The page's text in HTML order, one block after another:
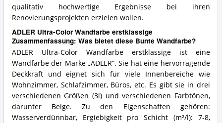
qualitativ hochwertige Ergebnisse bei ihren
Renovierungsprojekten erzielen wollen.
ADLER Ultra-Color Wandfarbe erstklassige
Zusammenfassung: Was bietet diese Bunte Wandfarbe?
ADLER Ultra-Color Wandfarbe erstklassige ist eine
Wandfarbe der Marke „ADLER“. Sie hat eine hervorragende
Deckkraft und eignet sich für viele Innenbereiche wie
Wohnzimmer, Schlafzimmer, Büros, etc. Es gibt sie in drei
verschiedenen Größen (3l) und verschiedenen Farbtönen,
darunter Beige. Zu den Eigenschaften gehören:
Wasserverdünnbar, Ergiebigkeit pro Schicht (m²/l): 7-8,